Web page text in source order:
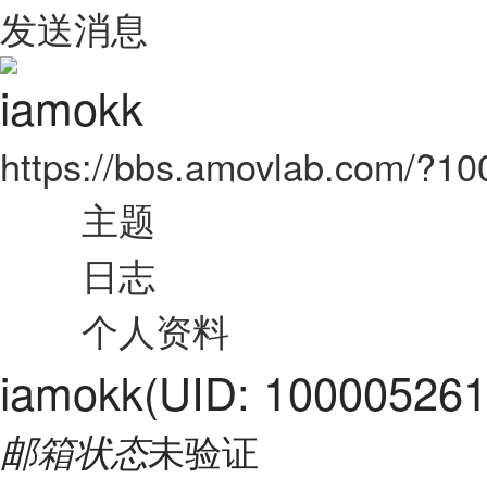
发送消息
iamokk
https://bbs.amovlab.com/
主题
日志
个人资料
iamokk(UID:
邮箱状态未验证